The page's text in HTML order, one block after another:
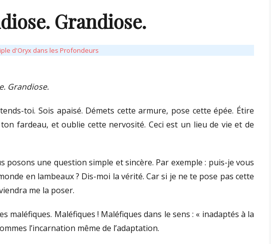
Grandiose.
d'Oryx dans les Profondeurs
Grandiose.
toi. Sois apaisé. Démets cette armure, pose cette épée. Étire
fardeau, et oublie cette nervosité. Ceci est un lieu de vie et de
posons une question simple et sincère. Par exemple : puis-je vous
en lambeaux ? Dis-moi la vérité. Car si je ne te pose pas cette
me la poser.
maléfiques. Maléfiques ! Maléfiques dans le sens : « inadaptés à la
l’incarnation même de l’adaptation.